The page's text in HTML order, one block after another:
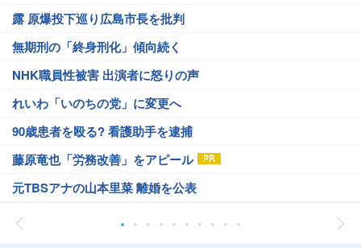
露 原爆投下巡り広島市長を批判
無期刑の「終身刑化」傾向続く
NHK職員性被害 出演者に怒りの声
れいわ「いのちの党」に変更へ
90歳患者を殴る? 看護助手を逮捕
藤原竜也「労務改善」をアピール
元TBSアナの山本里菜 離婚を公表